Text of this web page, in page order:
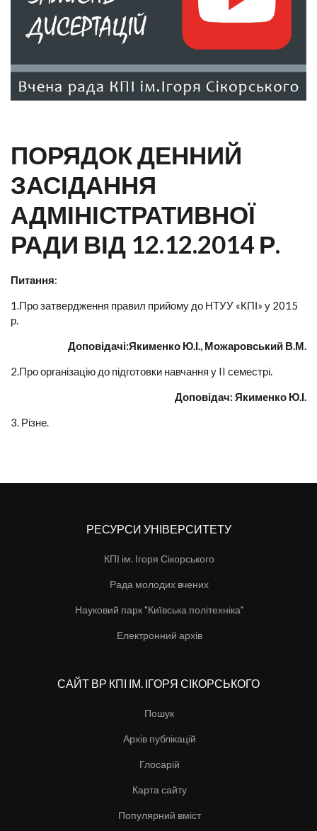
ПОРЯДОК ДЕННИЙ
ЗАСІДАННЯ
АДМІНІСТРАТИВНОЇ
РАДИ ВІД 12.12.2014 Р.
Питання:
1.Про затвердження правил прийому до НТУУ «КПІ» у 2015
р.
Доповідачі:Якименко Ю.І., Можаровський В.М.
2.Про організацію до підготовки навчання у II семестрі.
Доповідач: Якименко Ю.І.
3. Різне.
РЕСУРСИ УНІВЕРСИТЕТУ
КПІ ім. Ігоря Сікорського
Рада молодих вчених
Науковий парк "Київська політехніка"
Електронний архів
САЙТ ВР КПІ ІМ. ІГОРЯ СІКОРСЬКОГО
Пошук
Архів публікацій
Глосарій
Карта сайту
Популярний вміст